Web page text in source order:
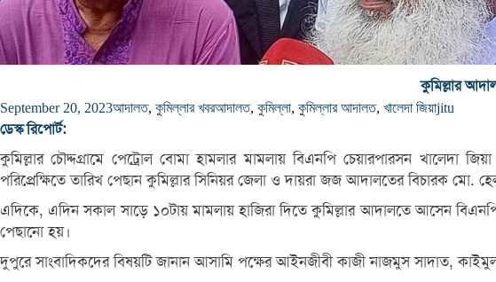
কুমিল্লার
September 20, 2023আদালত, কুমিল্লার খবরআদালত, কুমিল্লা, কুমিল্লার আদালত, খালেদা জিয়াjitu
ডেস্ক রিপোর্ট:
কুমিল্লার চৌদ্দগ্রামে পেট্রোল বোমা হামলার মামলায় বিএনপি চেয়ারপারসন খালেদা
পরিপ্রেক্ষিতে তারিখ পেছান কুমিল্লার সিনিয়র জেলা ও দায়রা জজ আদালতের বিচারক মো.
এদিকে, এদিন সকাল সাড়ে ১০টায় মামলায় হাজিরা দিতে কুমিল্লার আদালতে আসেন
পেছানো হয়।
দুপুরে সাংবাদিকদের বিষয়টি জানান আসামি পক্ষের আইনজীবী কাজী নাজমুস সাদাত,